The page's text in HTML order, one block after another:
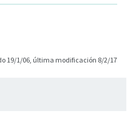
19/1/06, última modificación 8/2/17